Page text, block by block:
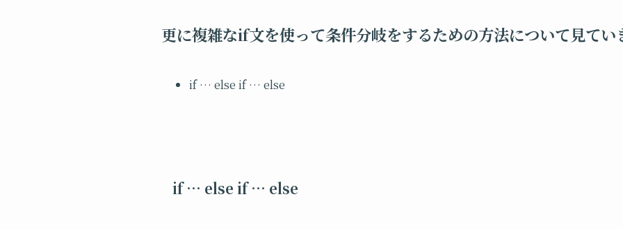
更に複雑なif文を使って条件分岐をするための方法について見てい
if … else if … else
if … else if … else